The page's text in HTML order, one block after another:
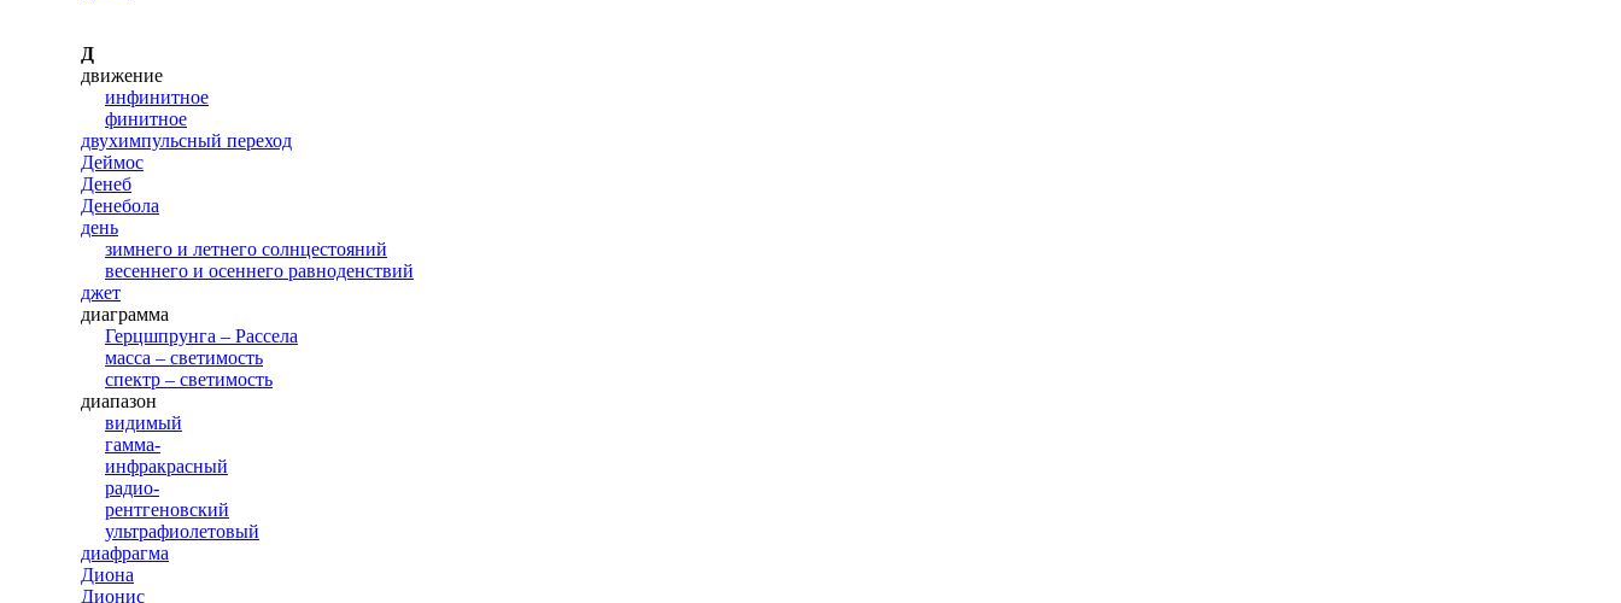
Д
движение
инфинитное
финитное
двухимпульсный переход
Деймос
Денеб
Денебола
день
зимнего и летнего солнцестояний
весеннего и осеннего равноденствий
джет
диаграмма
Герцшпрунга – Рассела
масса – светимость
спектр – светимость
диапазон
видимый
гамма-
инфракрасный
радио-
рентгеновский
ультрафиолетовый
диафрагма
Диона
Дионис